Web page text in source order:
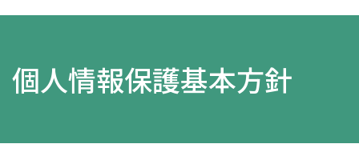
個人情報保護基本方針